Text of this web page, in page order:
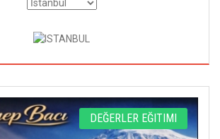
DEĞERLER EĞITIMI